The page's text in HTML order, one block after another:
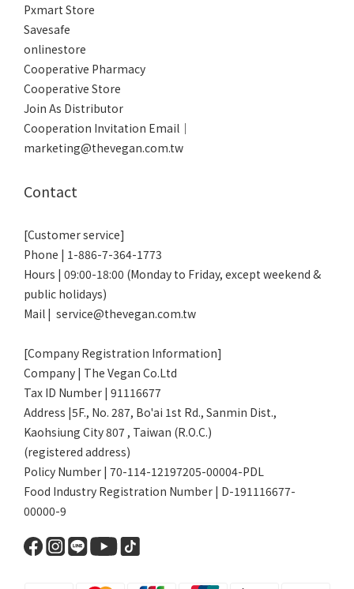
Pxmart Store
Savesafe
onlinestore
Cooperative Pharmacy
Cooperative Store
Join As Distributor
Cooperation Invitation Email｜
marketing@thevegan.com.tw
Contact
[Customer service]
Phone | 1-886-7-364-1773
Hours | 09:00-18:00 (Monday to Friday, except weekend &
public holidays)
Mail | service@thevegan.com.tw
[Company Registration Information]
Company | The Vegan Co.Ltd
Tax ID Number | 91116677
Address |5F., No. 287, Bo'ai 1st Rd., Sanmin Dist.,
Kaohsiung City 807 , Taiwan (R.O.C.)
(registered address)
Policy Number | 70-114-12197205-00004-PDL
Food Industry Registration Number | D-191116677-
00000-9